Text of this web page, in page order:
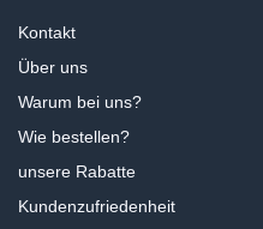
Kontakt
Über uns
Warum bei uns?
Wie bestellen?
unsere Rabatte
Kundenzufriedenheit